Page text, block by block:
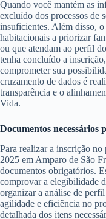
Quando você mantém as
excluído dos processos de
insuficientes. Além disso,
habitacionais a priorizar
ou que atendam ao perfil
tenha concluído a
comprometer sua
cruzamento de dados é
transparência e o
Vida.
Documentos necessários
Para realizar a inscrição
2025 em Amparo de São
documentos obrigatórios.
comprovar a elegibilidade
organizar a análise de
agilidade e eficiência no
detalhada dos itens